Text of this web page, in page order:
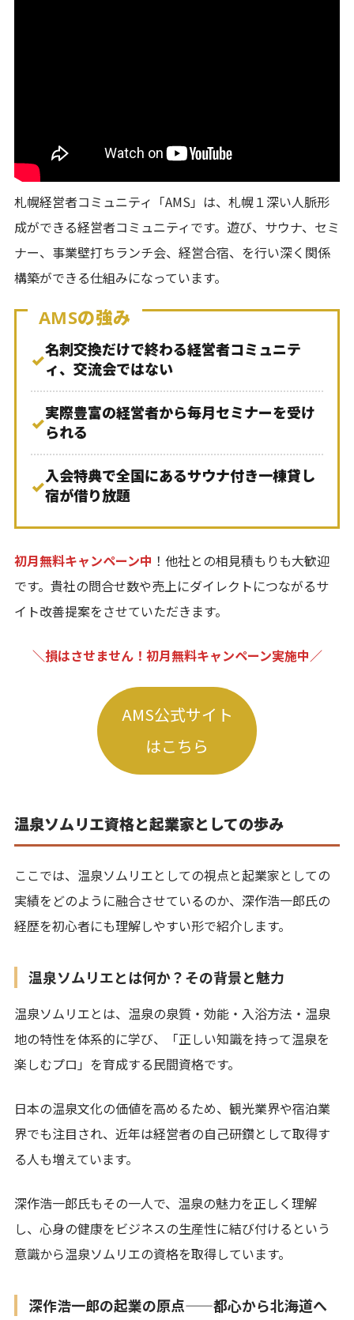
札幌経営者コミュニティ「AMS」は、札幌１深い人脈形
成ができる経営者コミュニティです。遊び、サウナ、セミ
ナー、事業壁打ちランチ会、経営合宿、を行い深く関係
構築ができる仕組みになっています。
AMSの強み
✓名刺交換だけで終わる経営者コミュニテ
ィ、交流会ではない
✓実際豊富の経営者から毎月セミナーを受け
られる
✓入会特典で全国にあるサウナ付き一棟貸し
宿が借り放題
初月無料キャンペーン中 ！他社との相見積もりも大歓迎
です。貴社の問合せ数や売上にダイレクトにつながるサ
イト改善提案をさせていただきます。
＼損はさせません！初月無料キャンペーン実施中／
AMS公式サイト
はこちら
温泉ソムリエ資格と起業家としての歩み
ここでは、温泉ソムリエとしての視点と起業家としての
実績をどのように融合させているのか、深作浩一郎氏の
経歴を初心者にも理解しやすい形で紹介します。
温泉ソムリエとは何か？その背景と魅力
温泉ソムリエとは、温泉の泉質・効能・入浴方法・温泉
地の特性を体系的に学び、「正しい知識を持って温泉を
楽しむプロ」を育成する民間資格です。
日本の温泉文化の価値を高めるため、観光業界や宿泊業
界でも注目され、近年は経営者の自己研鑽として取得す
る人も増えています。
深作浩一郎氏もその一人で、温泉の魅力を正しく理解
し、心身の健康をビジネスの生産性に結び付けるという
意識から温泉ソムリエの資格を取得しています。
深作浩一郎の起業の原点——都心から北海道へ